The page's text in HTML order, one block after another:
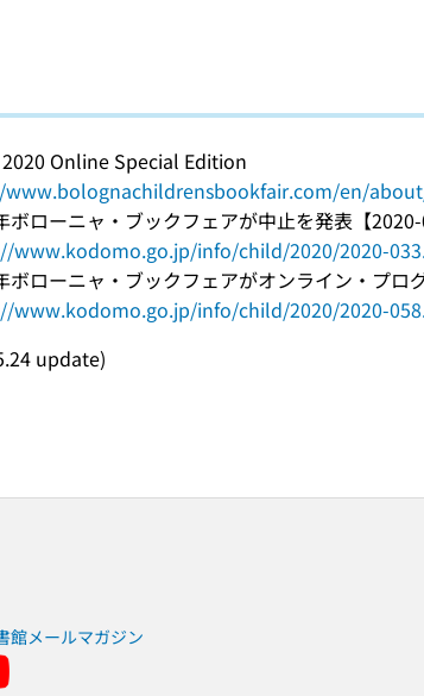
2020 Online Special Edition
en/
ボローニャ・ブックフェアが中止を発表【2020-
www.kodomo.go.jp/info/child/2020/2020-
ボローニャ・ブックフェアがオンライン・プロ
www.kodomo.go.jp/info/child/2020/2020-
update)
館メールマガジン